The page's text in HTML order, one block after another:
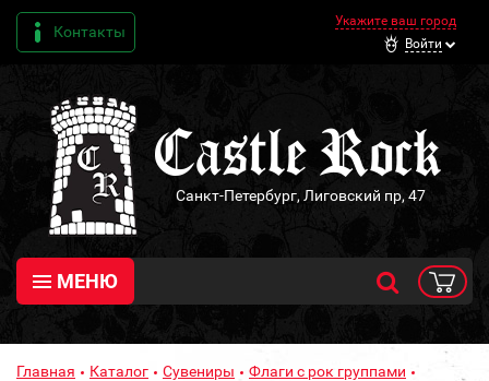
Контакты
Укажите ваш город
Войти
Санкт-Петербург, Лиговский пр, 47
МЕНЮ
Главная Каталог Сувениры
Флаги с рок группами